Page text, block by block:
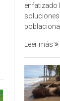
enfatizado
Leer más